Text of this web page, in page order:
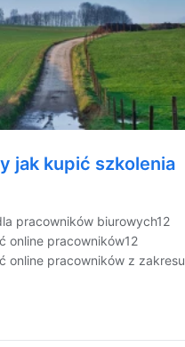
jak kupić szkolenia
pracowników biurowych12
online pracowników12
online pracowników z zakresu